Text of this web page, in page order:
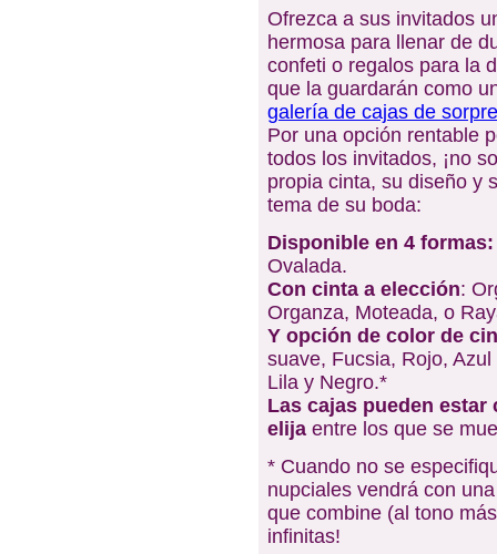
Ofrezca a sus invitados
hermosa para llenar de
confeti o regalos para la
que la guardarán como
galería de cajas de
Por una opción rentable
todos los invitados, ¡no
propia cinta, su diseño y
tema de su boda:
Disponible en 4 formas:
Ovalada.
Con cinta a elección:
Organza, Moteada, o
Y opción de color de
suave, Fucsia, Rojo,
Lila y Negro.*
Las cajas pueden
elija entre los que se
* Cuando no se
nupciales vendrá con
que combine (al tono
infinitas!